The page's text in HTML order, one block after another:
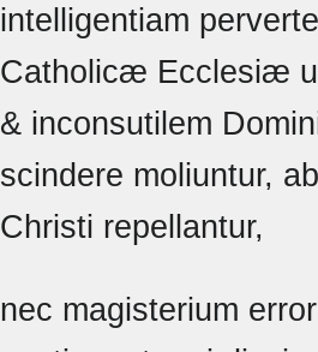
intelligentiam
Catholicæ Ecclesiæ
& inconsutilem
scindere moliuntur,
Christi repellantur,
nec magisterium